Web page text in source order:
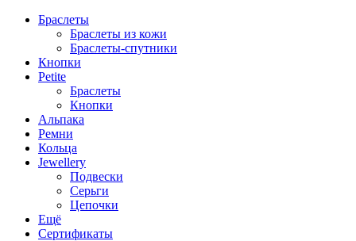
Браслеты
Браслеты из кожи
Браслеты-спутники
Кнопки
Petite
Браслеты
Кнопки
Альпака
Ремни
Кольца
Jewellery
Подвески
Серьги
Цепочки
Ещё
Сертификаты